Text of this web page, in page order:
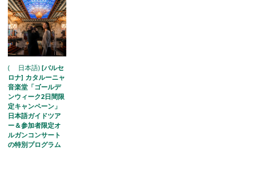
( 日本語)[バルセ
ロナ] カタルーニャ
音楽堂「ゴールデ
ンウィーク2日間限
定キャンペーン」
日本語ガイドツア
ー＆参加者限定オ
ルガンコンサート
の特別プログラム